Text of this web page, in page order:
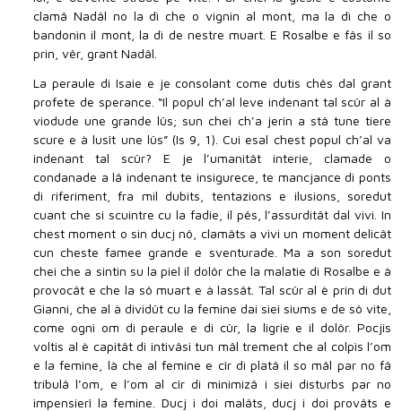
clamâ Nadâl no la dì che o vignin al mont, ma la dì che o
bandonìn il mont, la dì de nestre muart. E Rosalbe e fâs il so
prin, vêr, grant Nadâl.
La peraule di Isaie e je consolant come dutis chês dal grant
profete de sperance. “Il popul ch’al leve indenant tal scûr al à
viodude une grande lûs; sun chei ch’a jerin a stâ tune tiere
scure e à lusît une lûs” (Is 9, 1). Cui esal chest popul ch’al va
indenant tal scûr? E je l’umanitât interie, clamade o
condanade a lâ indenant te insigurece, te mancjance di ponts
di riferiment, fra mil dubits, tentazions e ilusions, soredut
cuant che si scuintre cu la fadie, il pês, l’assurditât dal vivi. In
chest moment o sin ducj nô, clamâts a vivi un moment delicât
cun cheste famee grande e sventurade. Ma a son soredut
chei che a sintin su la piel il dolôr che la malatie di Rosalbe e à
provocât e che la sô muart e à lassât. Tal scûr al è prin di dut
Gianni, che al à dividût cu la femine dai siei siums e de sô vite,
come ogni om di peraule e di cûr, la ligrie e il dolôr. Pocjis
voltis al è capitât di intivâsi tun mâl trement che al colpìs l’om
e la femine, là che al femine e cîr di platâ il so mâl par no fâ
tribulâ l’om, e l’om al cîr di minimizâ i siei disturbs par no
impensierî la femine. Ducj i doi malâts, ducj i doi provâts e